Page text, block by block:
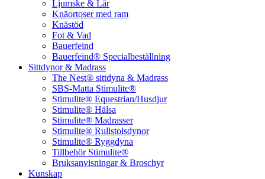
Ljumske & Lår
Knäortoser med ram
Knästöd
Fot & Vad
Bauerfeind
Bauerfeind® Specialbeställning
Sittdynor & Madrass
The Nest® sittdyna & Madrass
SBS-Matta Stimulite®
Stimulite® Equestrian/Husdjur
Stimulite® Hälsa
Stimulite® Madrasser
Stimulite® Rullstolsdynor
Stimulite® Ryggdyna
Tillbehör Stimulite®
Bruksanvisningar & Broschyr
Kunskap